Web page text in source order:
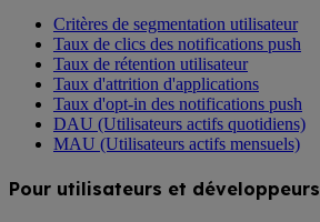
Critères de segmentation utilisateur
Taux de clics des notifications push
Taux de rétention utilisateur
Taux d'attrition d'applications
Taux d'opt-in des notifications push
DAU (Utilisateurs actifs quotidiens)
MAU (Utilisateurs actifs mensuels)
Pour utilisateurs et développeurs